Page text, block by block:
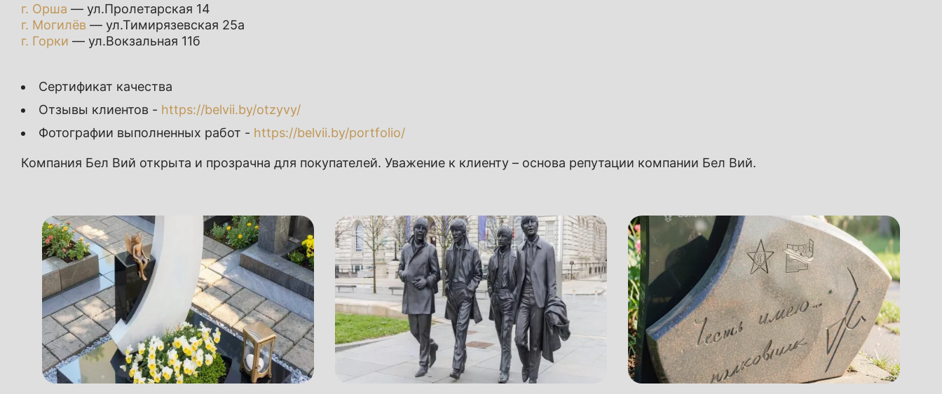
г. Орша — ул.Пролетарская 14
г. Могилёв — ул.Тимирязевская 25а
г. Горки — ул.Вокзальная 11б
Сертификат качества
Отзывы клиентов - https://belvii.by/otzyvy/
Фотографии выполненных работ - https://belvii.by/portfolio/
Компания Бел Вий открыта и прозрачна для покупателей. Уважение к клиенту – основа репутации компании Бел Вий.